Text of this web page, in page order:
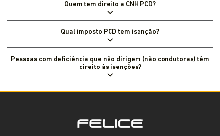
Quem tem direito a CNH PCD?
Qual imposto PCD tem isenção?
Pessoas com deficiência que não dirigem (não condutoras) têm
direito às isenções?